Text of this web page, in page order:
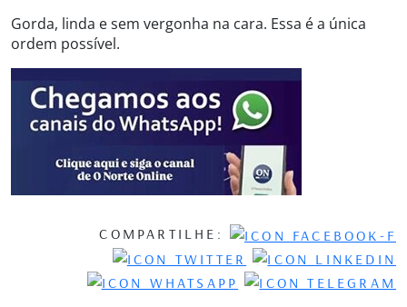
Gorda, linda e sem vergonha na cara. Essa é a única
ordem possível.
COMPARTILHE: